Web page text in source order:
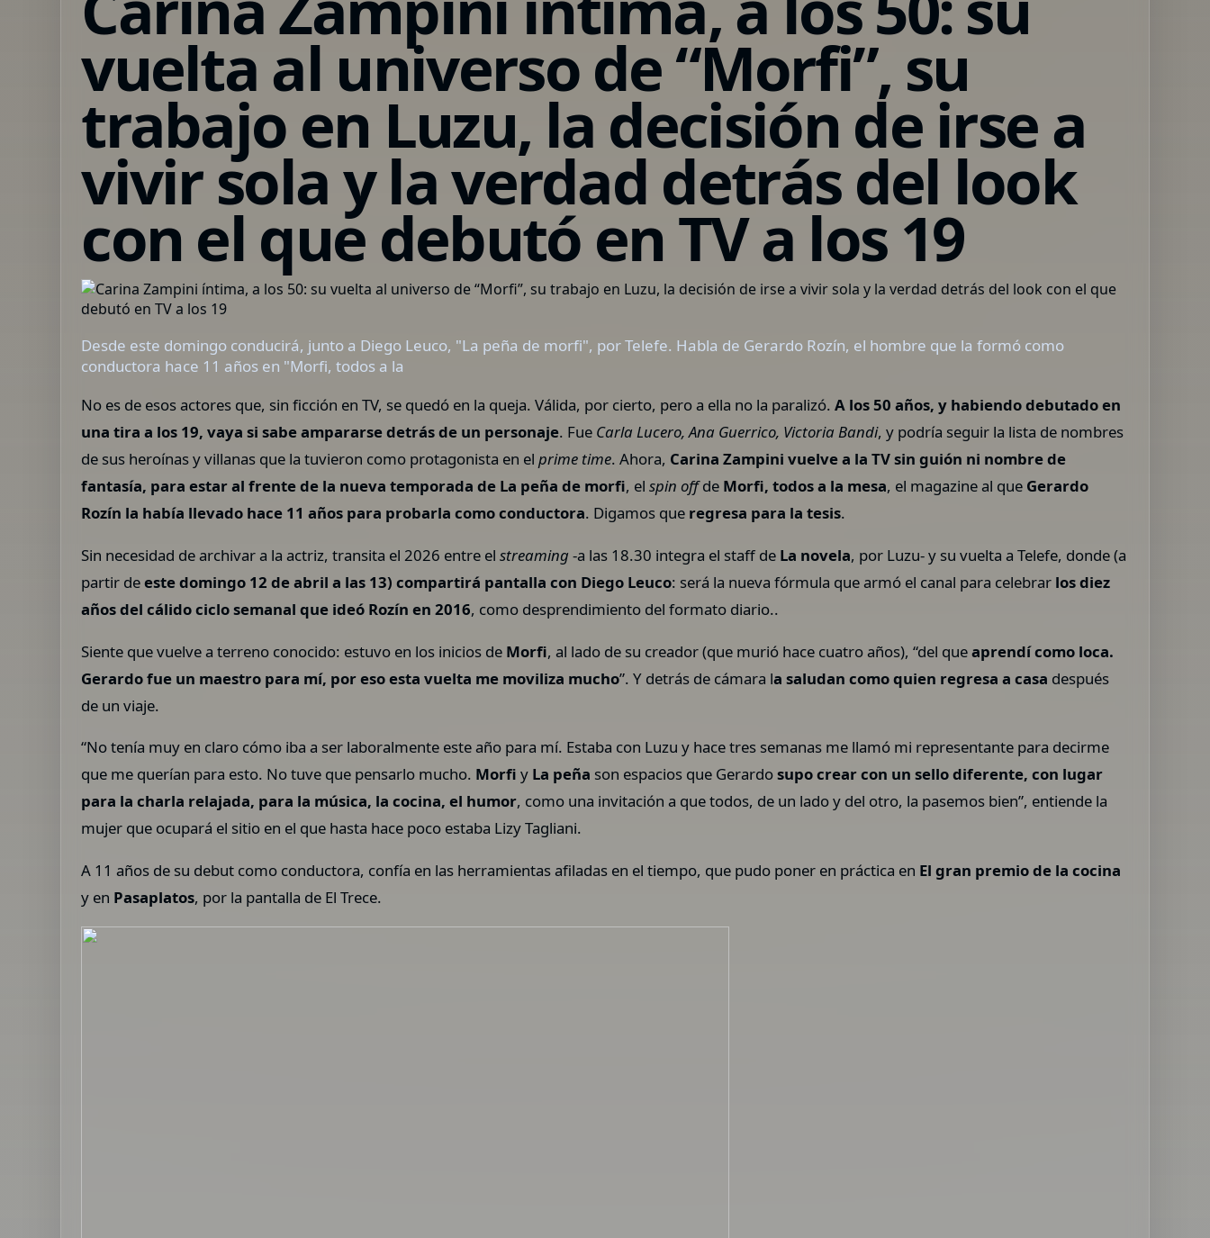
vuelta al universo de “Morfi”, su
trabajo en Luzu, la decisión de irse a
vivir sola y la verdad detrás del look
con el que debutó en TV a los 19
Desde este domingo conducirá, junto a Diego Leuco, "La peña de morfi", por Telefe. Habla de Gerardo Rozín, el hombre que la formó como
conductora hace 11 años en "Morfi, todos a la
No es de esos actores que, sin ficción en TV, se quedó en la queja. Válida, por cierto, pero a ella no la paralizó.A los 50 años, y habiendo debutado en
una tira a los 19, vaya si sabe ampararse detrás de un personaje. Fue Carla Lucero, Ana Guerrico, Victoria Bandi, y podría seguir la lista de nombres
de sus heroínas y villanas que la tuvieron como protagonista en el prime time. Ahora, Carina Zampini vuelve a la TV sin guión ni nombre de
fantasía, para estar al frente de la nueva temporada de La peña de morfi, elspin offde Morfi, todos a la mesa, el magazine al que Gerardo
Rozín la había llevado hace 11 años para probarla como conductora. Digamos que regresa para la tesis.
Sin necesidad de archivar a la actriz, transita el 2026 entre elstreaming-a las 18.30 integra el staff de La novela, por Luzu- y su vuelta a Telefe, donde (a
partir deeste domingo 12 de abril a las 13) compartirá pantalla con Diego Leuco: será la nueva fórmula que armó el canal para celebrar los diez
años del cálido ciclo semanal que ideó Rozín en 2016, como desprendimiento del formato diario..
Siente que vuelve a terreno conocido: estuvo en los inicios de Morfi, al lado de su creador (que murió hace cuatro años), “del queaprendí como loca.
Gerardo fue un maestro para mí, por eso esta vuelta me moviliza mucho”. Y detrás de cámara la saludan como quien regresa a casa después
de un viaje.
“No tenía muy en claro cómo iba a ser laboralmente este año para mí. Estaba con Luzu y hace tres semanas me llamó mi representante para decirme
que me querían para esto. No tuve que pensarlo mucho. Morfiy La peña son espacios que Gerardosupo crear con un sello diferente, con lugar
para la charla relajada, para la música, la cocina, el humor, como una invitación a que todos, de un lado y del otro, la pasemos bien”, entiende la
mujer que ocupará el sitio en el que hasta hace poco estaba Lizy Tagliani.
A 11 años de su debut como conductora, confía en las herramientas afiladas en el tiempo, que pudo poner en práctica en El gran premio de la cocina
y en Pasaplatos, por la pantalla de El Trece.